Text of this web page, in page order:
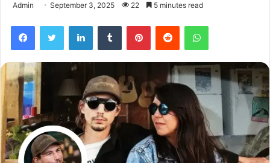
Admin September 3, 2025 22 5 minutes read
FacebookTwitter LinkedInTumblr PinterestReddit WhatsApp